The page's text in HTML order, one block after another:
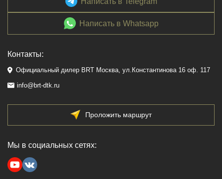
Написать в Whatsapp
Контакты:
Официальный дилер BRT Москва, ул.Константинова 16 оф. 117
info@brt-dtk.ru
Проложить маршрут
Мы в социальных сетях: